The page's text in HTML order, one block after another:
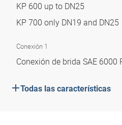
KP 600 up to DN25
KP 700 only DN19 and DN25
Conexión 1
Conexión de brida SAE 6000
Todas las características